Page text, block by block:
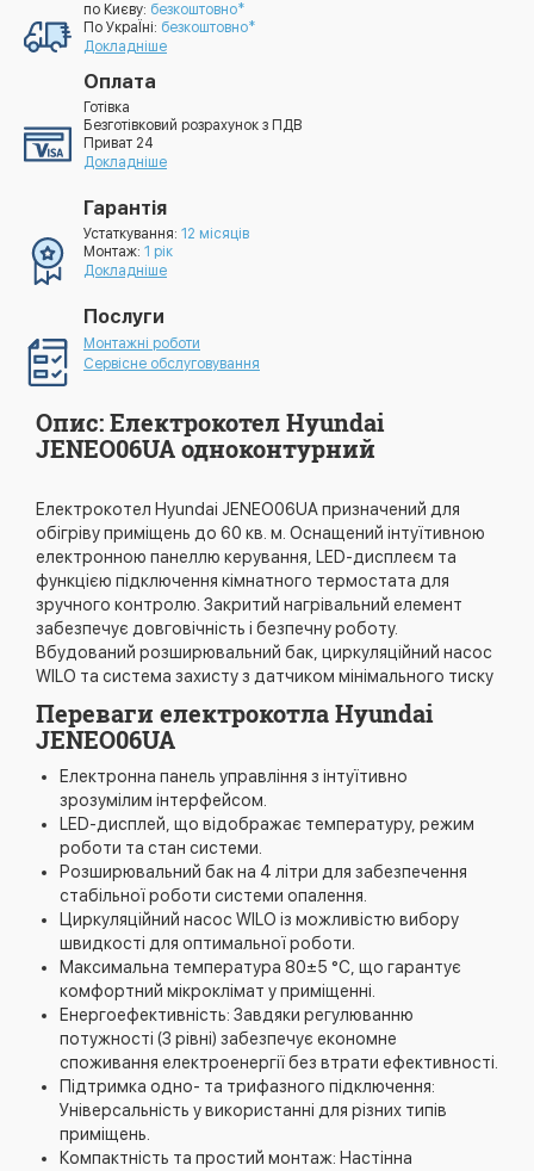
по Києву: безкоштовно*
По УкраЇні: безкоштовно*
Докладніше
Оплата
Готівка
Безготівковий розрахунок з ПДВ
Приват 24
Докладніше
Гарантія
Устаткування: 12 місяців
Монтаж: 1 рік
Докладніше
Послуги
Монтажні роботи
Сервісне обслуговування
Опис: Електрокотел Hyundai
JENEO06UA одноконтурний
Електрокотел Hyundai JENEO06UA призначений для
обігріву приміщень до 60 кв. м. Оснащений інтуїтивною
електронною панеллю керування, LED-дисплеєм та
функцією підключення кімнатного термостата для
зручного контролю. Закритий нагрівальний елемент
забезпечує довговічність і безпечну роботу.
Вбудований розширювальний бак, циркуляційний насос
WILO та система захисту з датчиком мінімального тиску
Переваги електрокотла Hyundai
JENEO06UA
Електронна панель управління з інтуїтивно
зрозумілим інтерфейсом.
LED-дисплей, що відображає температуру, режим
роботи та стан системи.
Розширювальний бак на 4 літри для забезпечення
стабільної роботи системи опалення.
Циркуляційний насос WILO із можливістю вибору
швидкості для оптимальної роботи.
Максимальна температура 80±5 °C, що гарантує
комфортний мікроклімат у приміщенні.
Енергоефективність: Завдяки регулюванню
потужності (3 рівні) забезпечує економне
споживання електроенергії без втрати ефективності.
Підтримка одно- та трифазного підключення:
Універсальність у використанні для різних типів
приміщень.
Компактність та простий монтаж: Настінна